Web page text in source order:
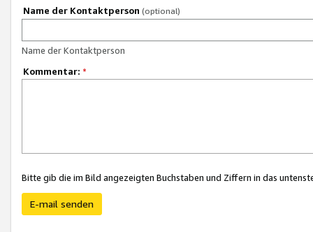
Name der Kontaktperson (optional)
Name der Kontaktperson
Kommentar: *
Bitte gib die im Bild angezeigten Buchstaben und Ziffern in das
E-mail senden